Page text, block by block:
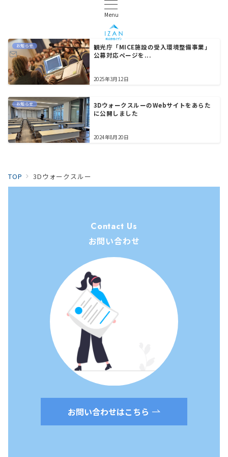
Menu
お知らせ
観光庁「MICE施設の受入環境整備事業」
公募対応ページを...
2025年3月12日
お知らせ
3DウォークスルーのWebサイトをあらた
に公開しました
2024年8月20日
TOP 3Dウォークスルー
Contact Us
お問い合わせ
お問い合わせはこちら